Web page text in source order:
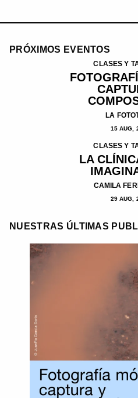
PRÓXIMOS EVENTOS
CLASES Y
LA
15 AUG,
CLASES Y
LA
CAMILA
29 AUG,
NUESTRAS ÚLTIMAS